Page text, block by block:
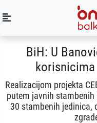
BiH: U
Realizacijom projekta
putem javnih stambenih
30 stambenih jedinica,